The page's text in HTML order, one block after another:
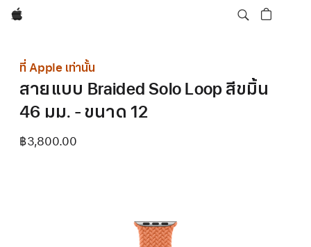
Apple
ที่ Apple เท่านั้น
สายแบบ Braided Solo Loop สีขมิ้น
46 มม. - ขนาด 12
฿3,800.00